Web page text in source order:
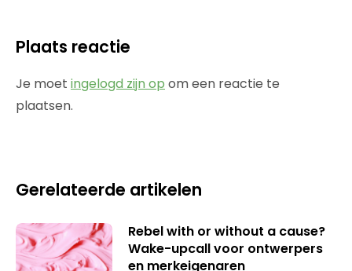
Plaats reactie
Je moet ingelogd zijn op om een reactie te
plaatsen.
Gerelateerde artikelen
Rebel with or without a cause?
Wake-upcall voor ontwerpers
en merkeigenaren